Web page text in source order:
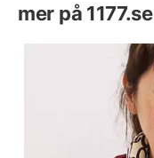
mer på 1177.se